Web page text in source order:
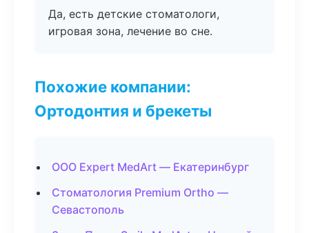
Да, есть детские стоматологи,
игровая зона, лечение во сне.
Похожие компании:
Ортодонтия и брекеты
ООО Expert MedArt — Екатеринбург
Стоматология Premium Ortho —
Севастополь